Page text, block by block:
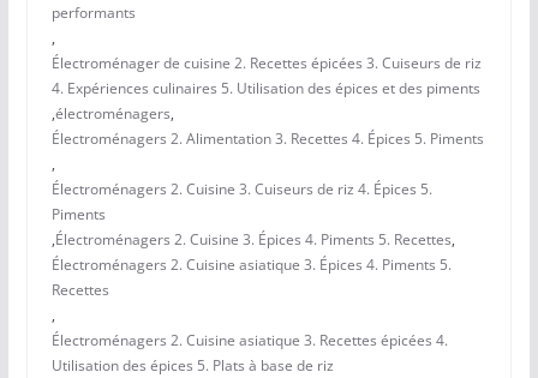
performants
,
Électroménager de cuisine 2. Recettes épicées 3. Cuiseurs de riz
4. Expériences culinaires 5. Utilisation des épices et des piments
,électroménagers,
Électroménagers 2. Alimentation 3. Recettes 4. Épices 5. Piments
,
Électroménagers 2. Cuisine 3. Cuiseurs de riz 4. Épices 5.
Piments
,Électroménagers 2. Cuisine 3. Épices 4. Piments 5. Recettes,
Électroménagers 2. Cuisine asiatique 3. Épices 4. Piments 5.
Recettes
,
Électroménagers 2. Cuisine asiatique 3. Recettes épicées 4.
Utilisation des épices 5. Plats à base de riz